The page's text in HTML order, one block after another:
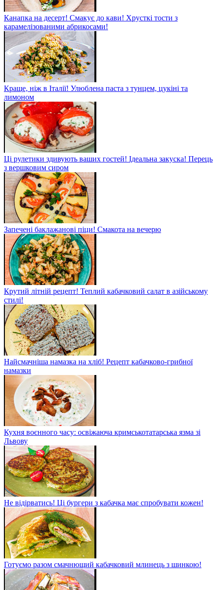
Канапка на десерт! Смакує до кави! Хрусткі тости з
карамелізованими абрикосами!
Краще, ніж в Італії! Улюблена паста з тунцем, цукіні та
лимоном
Ці рулетики здивують ваших гостей! Ідеальна закуска! Перець
з вершковим сиром
Запечені баклажанові піци! Смакота на вечерю
Крутий літній рецепт! Теплий кабачковий салат в азійському
стилі!
Найсмачніша намазка на хліб! Рецепт кабачково-грибної
намазки
Кухня воєнного часу: освіжаюча кримськотатарська язма зі
Львову
Не відірватись! Ці бургери з кабачка має спробувати кожен!
Готуємо разом смачнющий кабачковий млинець з шинкою!